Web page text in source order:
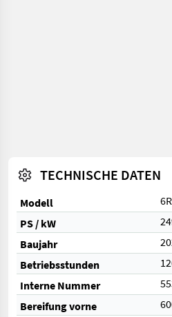
TECHNISCHE DATEN
Modell
PS / kW
Baujahr
Betriebsstunden
Interne Nummer
Bereifung vorne